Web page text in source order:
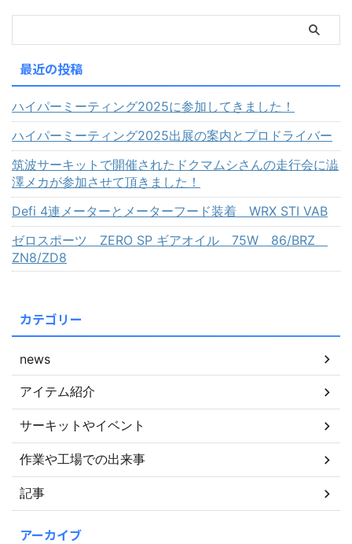
最近の投稿
ハイパーミーティング2025に参加してきました！
ハイパーミーティング2025出展の案内とプロドライバー
筑波サーキットで開催されたドクマムシさんの走行会に澁
澤メカが参加させて頂きました！
Defi 4連メーターとメーターフード装着 WRX STI VAB
ゼロスポーツ ZERO SP ギアオイル 75W 86/BRZ
ZN8/ZD8
カテゴリー
news
アイテム紹介
サーキットやイベント
作業や工場での出来事
記事
アーカイブ